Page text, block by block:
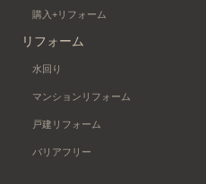
購入+リフォーム
リフォーム
水回り
マンションリフォーム
戸建リフォーム
バリアフリー